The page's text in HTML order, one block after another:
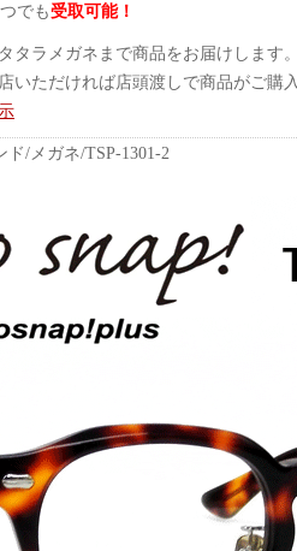
でも受取可能！
タラメガネまで商品をお届けします
いただければ店頭渡しで商品がご購